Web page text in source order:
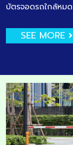
บัตรจอดรถใกล้หมด
SEE MORE